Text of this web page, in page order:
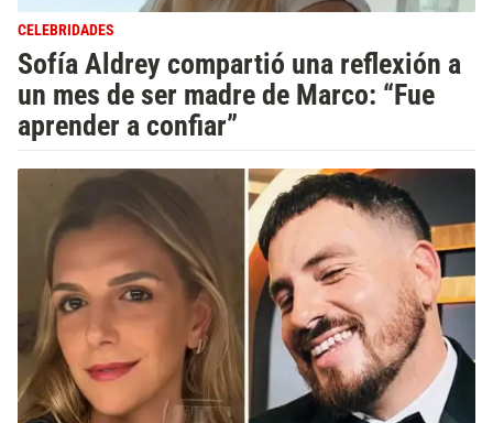
CELEBRIDADES
Sofía Aldrey compartió una reflexión a
un mes de ser madre de Marco: “Fue
aprender a confiar”